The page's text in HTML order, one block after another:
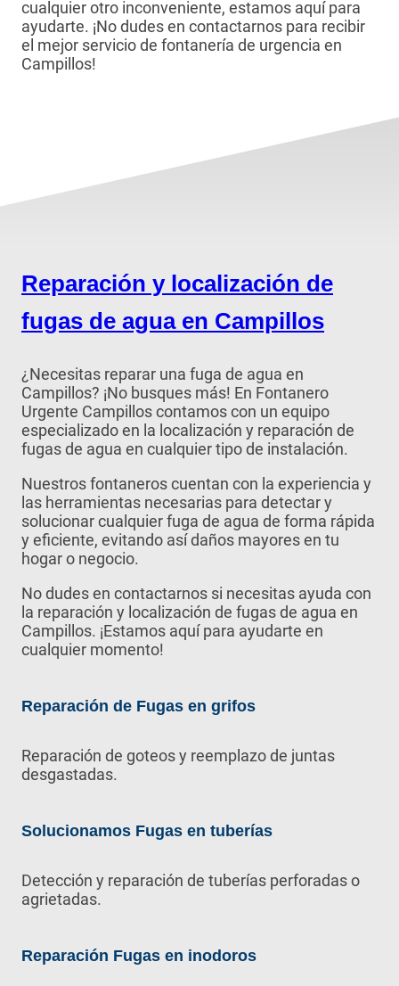
cualquier otro inconveniente, estamos aquí para
ayudarte. ¡No dudes en contactarnos para recibir
el mejor servicio de fontanería de urgencia en
Campillos!
Reparación y localización de
fugas de agua en Campillos
¿Necesitas reparar una fuga de agua en
Campillos? ¡No busques más! En Fontanero
Urgente Campillos contamos con un equipo
especializado en la localización y reparación de
fugas de agua en cualquier tipo de instalación.
Nuestros fontaneros cuentan con la experiencia y
las herramientas necesarias para detectar y
solucionar cualquier fuga de agua de forma rápida
y eficiente, evitando así daños mayores en tu
hogar o negocio.
No dudes en contactarnos si necesitas ayuda con
la reparación y localización de fugas de agua en
Campillos. ¡Estamos aquí para ayudarte en
cualquier momento!
Reparación de Fugas en grifos
Reparación de goteos y reemplazo de juntas
desgastadas.
Solucionamos Fugas en tuberías
Detección y reparación de tuberías perforadas o
agrietadas.
Reparación Fugas en inodoros